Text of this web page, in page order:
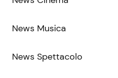
News Musica
News Spettacolo